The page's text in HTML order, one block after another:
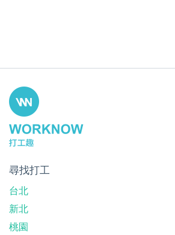
尋找打工
台北
新北
桃園